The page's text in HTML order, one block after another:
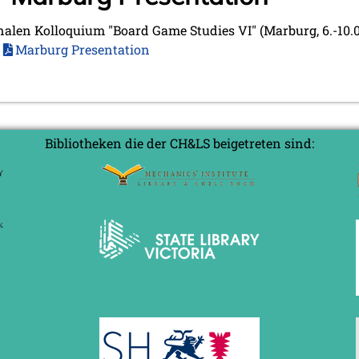
Kolloquium "Board Game Studies VI" (Marburg, 6.-
Marburg Presentation
Bibliotheken die der CH&LS beigetreten sind: